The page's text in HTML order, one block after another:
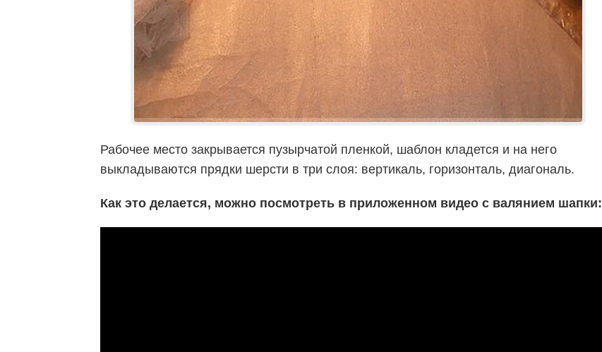
Рабочее место закрывается пузырчатой пленкой, шаблон кладется и на него
выкладываются прядки шерсти в три слоя: вертикаль, горизонталь, диагональ.
Как это делается, можно посмотреть в приложенном видео с валянием шапки: